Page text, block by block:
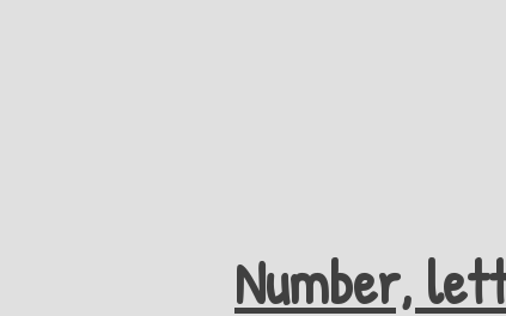
Number,